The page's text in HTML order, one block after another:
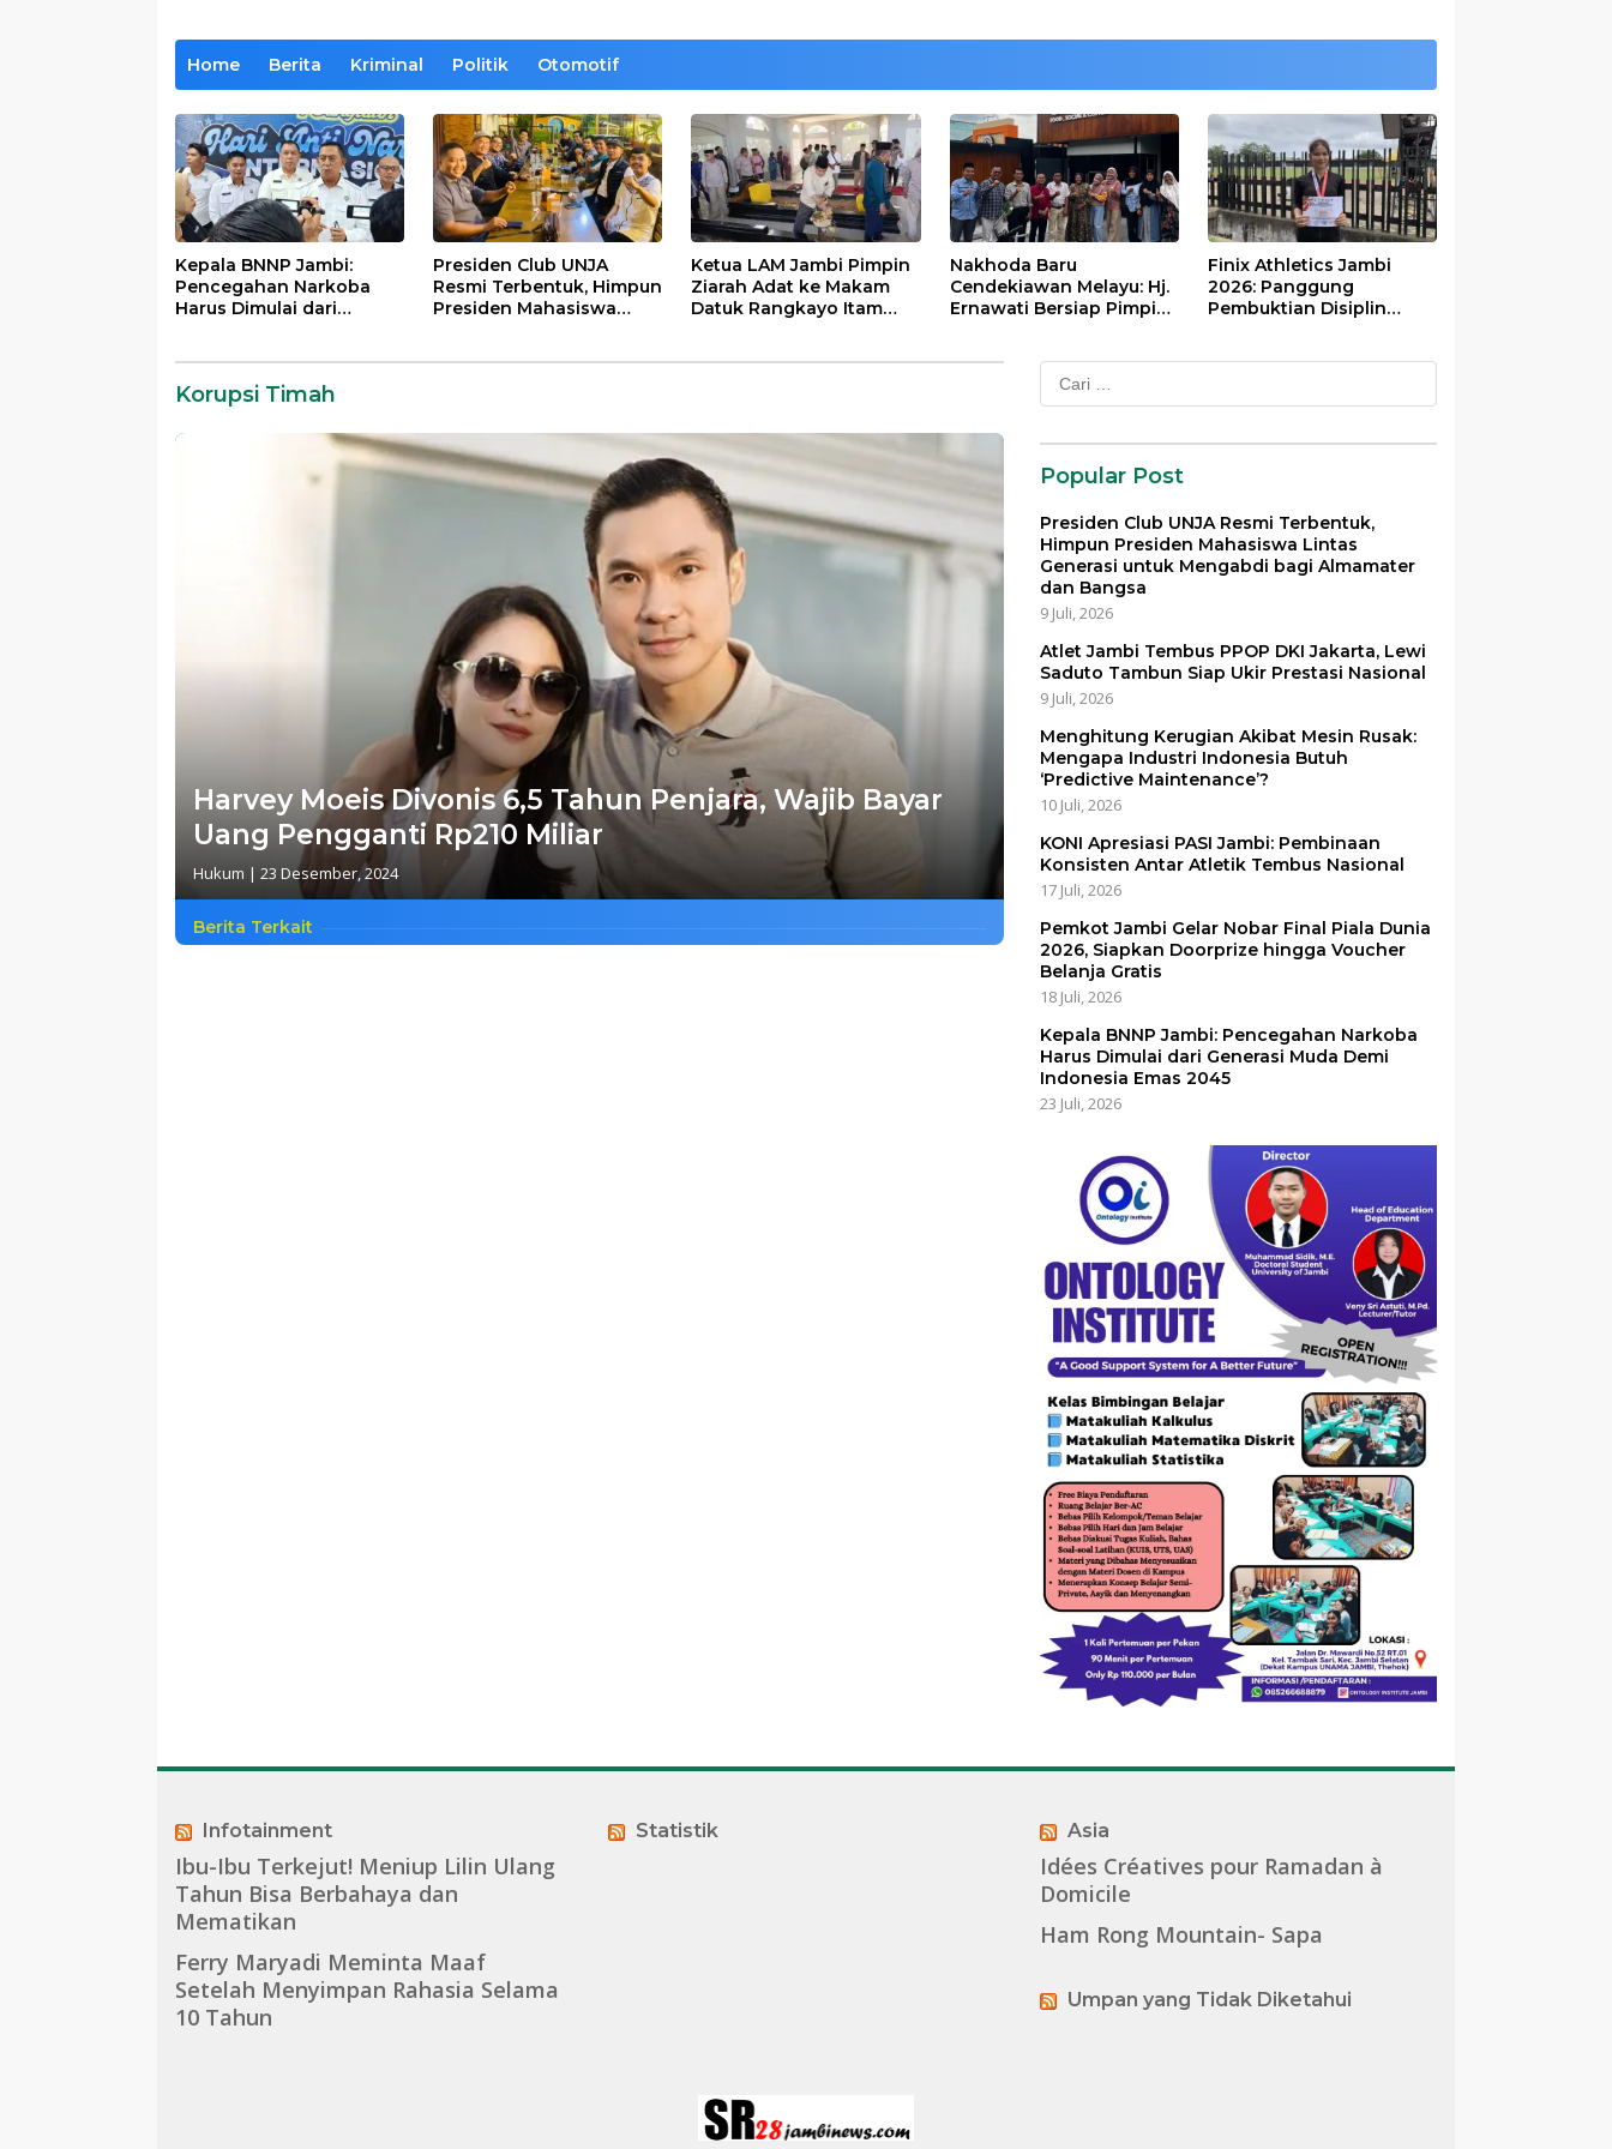
Home Berita Kriminal Politik Otomotif
Kepala BNNP Jambi:
Pencegahan Narkoba
Harus Dimulai dari
Presiden Club UNJA
Resmi Terbentuk, Himpun
Presiden Mahasiswa
Ketua LAM Jambi Pimpin
Ziarah Adat ke Makam
Datuk Rangkayo Itam
Nakhoda Baru
Cendekiawan Melayu: Hj.
Ernawati Bersiap Pimpin
Finix Athletics Jambi
2026: Panggung
Pembuktian Disiplin
Korupsi Timah
Harvey Moeis Divonis 6,5 Tahun Penjara, Wajib Bayar
Uang Pengganti Rp210 Miliar
Hukum | 23 Desember, 2024
Berita Terkait
Cari
untuk:
Popular Post
Presiden Club UNJA Resmi Terbentuk,
Himpun Presiden Mahasiswa Lintas
Generasi untuk Mengabdi bagi Almamater
dan Bangsa
9 Juli, 2026
Atlet Jambi Tembus PPOP DKI Jakarta, Lewi
Saduto Tambun Siap Ukir Prestasi Nasional
9 Juli, 2026
Menghitung Kerugian Akibat Mesin Rusak:
Mengapa Industri Indonesia Butuh
‘Predictive Maintenance’?
10 Juli, 2026
KONI Apresiasi PASI Jambi: Pembinaan
Konsisten Antar Atletik Tembus Nasional
17 Juli, 2026
Pemkot Jambi Gelar Nobar Final Piala Dunia
2026, Siapkan Doorprize hingga Voucher
Belanja Gratis
18 Juli, 2026
Kepala BNNP Jambi: Pencegahan Narkoba
Harus Dimulai dari Generasi Muda Demi
Indonesia Emas 2045
23 Juli, 2026
Infotainment
Ibu-Ibu Terkejut! Meniup Lilin Ulang
Tahun Bisa Berbahaya dan
Mematikan
Ferry Maryadi Meminta Maaf
Setelah Menyimpan Rahasia Selama
10 Tahun
Statistik Asia
Idées Créatives pour Ramadan à
Domicile
Ham Rong Mountain- Sapa
Umpan yang Tidak Diketahui